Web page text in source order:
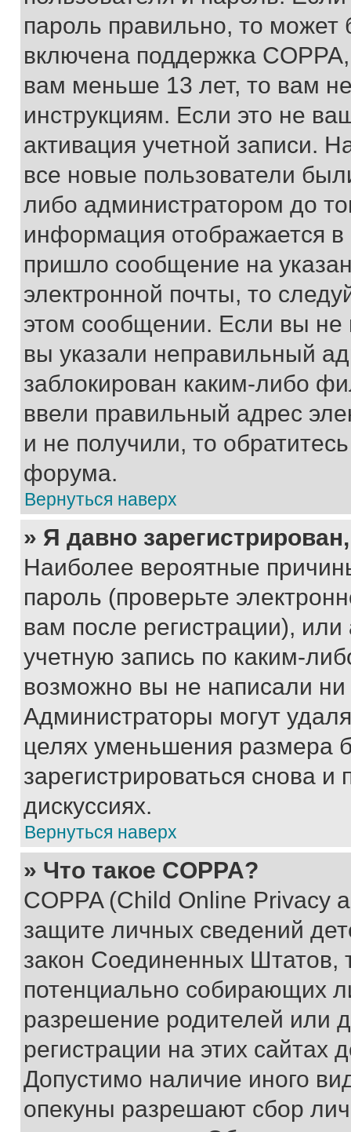
пароль правильно, то может
включена поддержка
вам меньше 13 лет, то вам
инструкциям. Если это не
активация учетной записи.
все новые пользователи
либо администратором до
информация отображается
пришло сообщение на
электронной почты, то
этом сообщении. Если вы
вы указали неправильный
заблокирован каким-либо
ввели правильный адрес
и не получили, то
форума.
Вернуться наверх
» Я давно
Наиболее вероятные
пароль (проверьте
вам после регистрации),
учетную запись по каким-
возможно вы не написали
Администраторы могут
целях уменьшения размера
зарегистрироваться снова и
дискуссиях.
Вернуться наверх
» Что такое COPPA?
COPPA (Child Online Privacy
защите личных сведений
закон Соединенных Штатов,
потенциально собирающих
разрешение родителей или
регистрации на этих сайтах
Допустимо наличие иного
опекуны разрешают сбор